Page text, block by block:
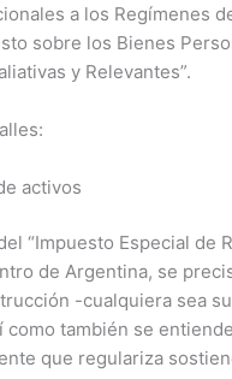
a los Regímenes
sobre los Bienes
y Relevantes”.
activos
“Impuesto Especial de
de Argentina, se
-cualquiera sea
también se
que regulariza